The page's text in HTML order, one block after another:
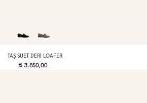
TAŞ SÜET DERI LOAFER
t3.850,00